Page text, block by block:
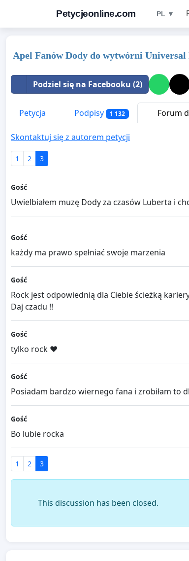
Petycjeonline.com PL ▼
Apel Fanów Dody do wytwórni Universal
Podziel się na Facebooku (2)
Petycja Podpisy 1 132 Forum
Skontaktuj się z autorem petycji
1 2 3
Gość
Uwielbiałem muzę Dody za czasów Luberta i
Gość
każdy ma prawo spełniać swoje marzenia
Gość
Rock jest odpowiednią dla Ciebie ścieżką
Daj czadu !!
Gość
tylko rock ❤
Gość
Posiadam bardzo wiernego fana i zrobiłam to
Gość
Bo lubie rocka
1 2 3
This discussion has been closed.